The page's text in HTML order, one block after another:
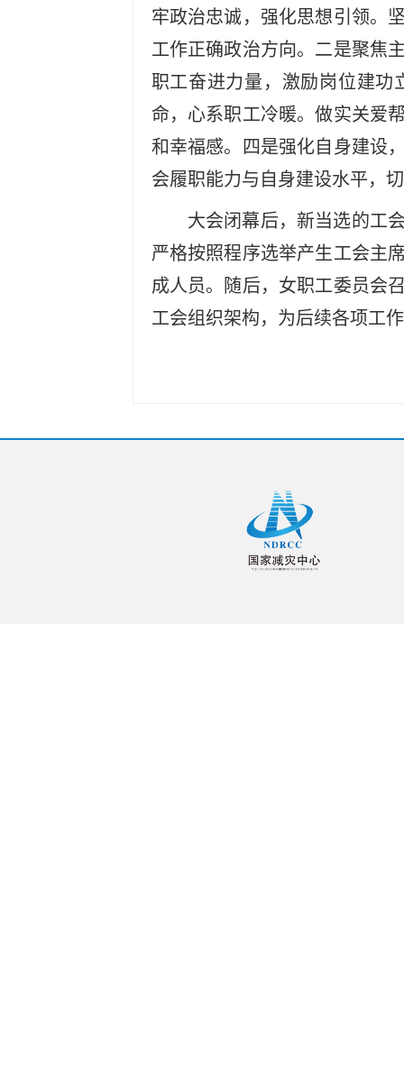
牢政治忠诚，强化思想引领。
工作正确政治方向。二是聚焦
职工奋进力量，激励岗位建功
命，心系职工冷暖。做实关爱
和幸福感。四是强化自身建设
会履职能力与自身建设水平，
大会闭幕后，新当选的工
严格按照程序选举产生工会主
成人员。随后，女职工委员会
工会组织架构，为后续各项工